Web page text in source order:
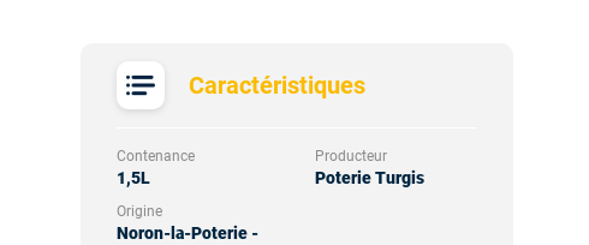
Caractéristiques
Contenance
1,5L
Producteur
Poterie Turgis
Origine
Noron-la-Poterie -